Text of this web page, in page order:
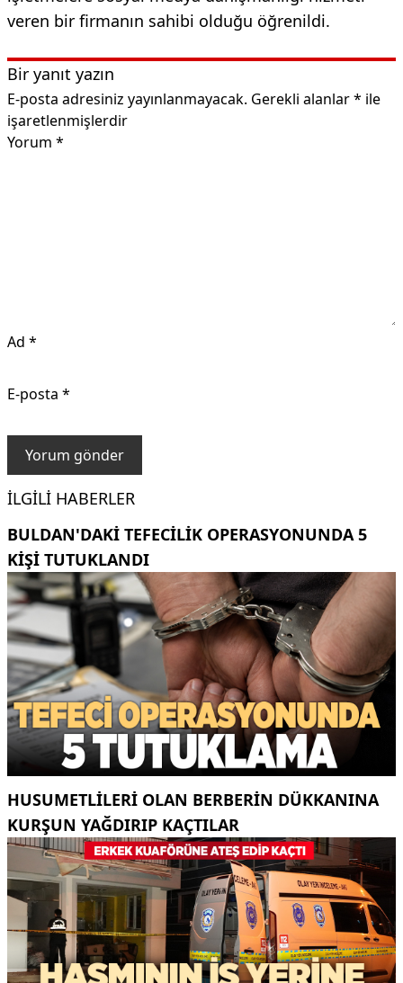
veren bir firmanın sahibi olduğu öğrenildi.
Bir yanıt yazın
E-posta adresiniz yayınlanmayacak. Gerekli alanlar* ile
işaretlenmişlerdir
Yorum *
Ad *
E-posta *
İLGILI HABERLER
BULDAN'DAKI TEFECILIK OPERASYONUNDA 5
KIŞI TUTUKLANDI
HUSUMETLILERI OLAN BERBERIN DÜKKANINA
KURŞUN YAĞDIRIP KAÇTILAR